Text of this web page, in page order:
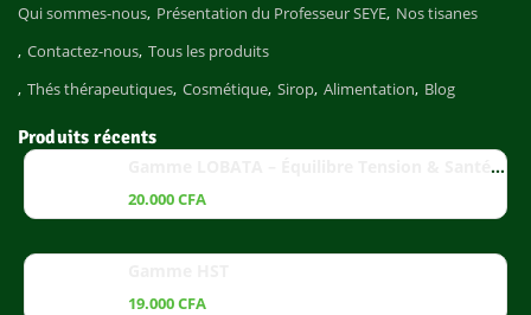
Qui sommes-nous Présentation du Professeur SEYE Nos tisanes
Contactez-nous Tous les produits
Thés thérapeutiques Cosmétique Sirop Alimentation Blog
Produits récents
Gamme LOBATA – Équilibre Tension & Santé Cardiaque
20.000CFA
19.000CFA